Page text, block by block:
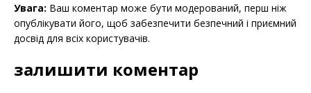
Увага: Ваш коментар може бути модерований, перш ніж
опублікувати його, щоб забезпечити безпечний і приємний
досвід для всіх користувачів.
залишити коментар